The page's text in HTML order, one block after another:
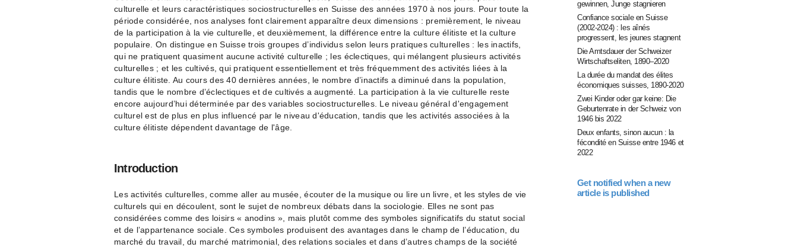
culturelle et leurs caractéristiques sociostructurelles en Suisse des années 1970 à nos jours. Pour toute la
période considérée, nos analyses font clairement apparaître deux dimensions : premièrement, le niveau
de la participation à la vie culturelle, et deuxièmement, la différence entre la culture élitiste et la culture
populaire. On distingue en Suisse trois groupes d’individus selon leurs pratiques culturelles : les inactifs,
qui ne pratiquent quasiment aucune activité culturelle ; les éclectiques, qui mélangent plusieurs activités
culturelles ; et les cultivés, qui pratiquent essentiellement et très fréquemment des activités liées à la
culture élitiste. Au cours des 40 dernières années, le nombre d’inactifs a diminué dans la population,
tandis que le nombre d’éclectiques et de cultivés a augmenté. La participation à la vie culturelle reste
encore aujourd’hui déterminée par des variables sociostructurelles. Le niveau général d'engagement
culturel est de plus en plus influencé par le niveau d'éducation, tandis que les activités associées à la
culture élitiste dépendent davantage de l'âge.
Introduction
Les activités culturelles, comme aller au musée, écouter de la musique ou lire un livre, et les styles de vie
culturels qui en découlent, sont le sujet de nombreux débats dans la sociologie. Elles ne sont pas
considérées comme des loisirs « anodins », mais plutôt comme des symboles significatifs du statut social
et de l’appartenance sociale. Ces symboles produisent des avantages dans le champ de l’éducation, du
marché du travail, du marché matrimonial, des relations sociales et dans d’autres champs de la société
gewinnen, Junge stagnieren
Confiance sociale en Suisse
(2002-2024) : les aînés
progressent, les jeunes stagnent
Die Amtsdauer der Schweizer
Wirtschaftseliten, 1890–2020
La durée du mandat des élites
économiques suisses, 1890-2020
Zwei Kinder oder gar keine: Die
Geburtenrate in der Schweiz von
1946 bis 2022
Deux enfants, sinon aucun : la
fécondité en Suisse entre 1946 et
2022
Get notified when a new
article is published